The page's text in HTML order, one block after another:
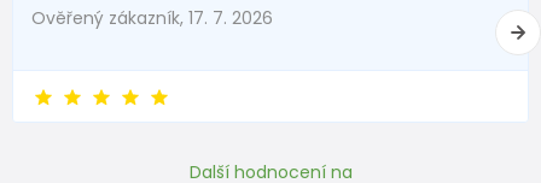
stélky v
mm
170 176 183 189 195 201 207 213
Ověřený zákazník, 17. 7. 2026
Další hodnocení na